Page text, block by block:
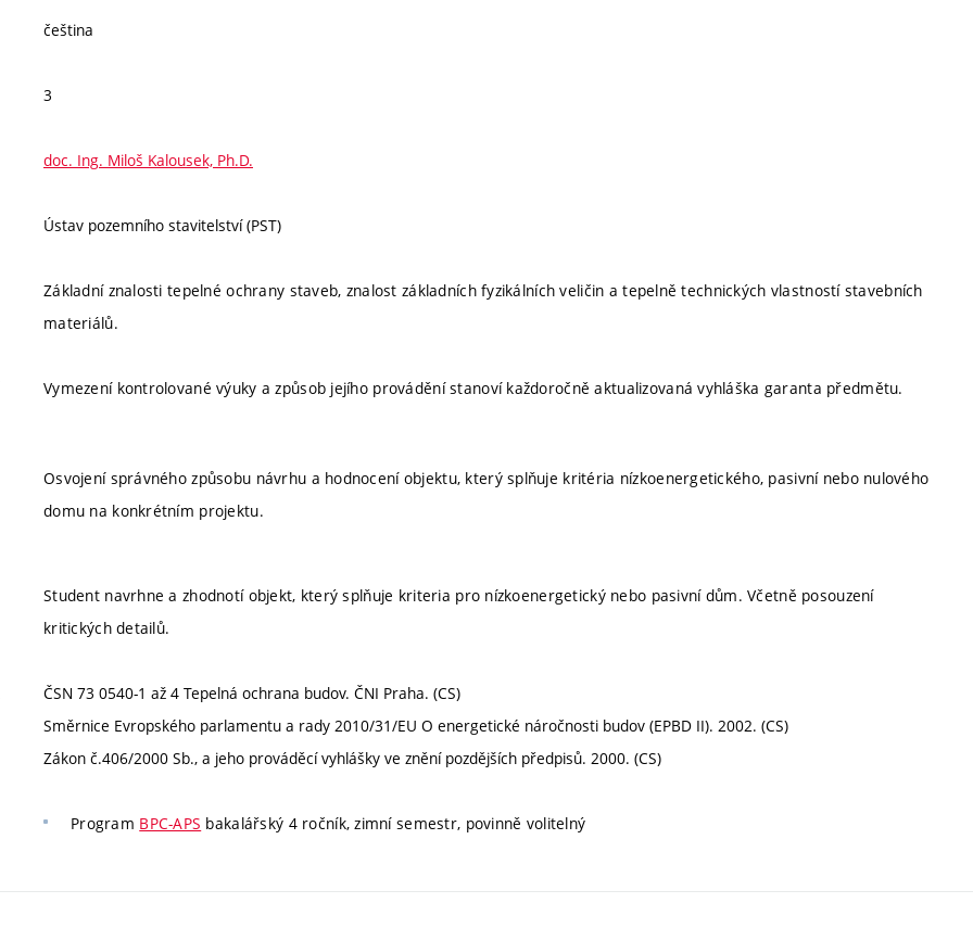
čeština
3
doc. Ing. Miloš Kalousek, Ph.D.
Ústav pozemního stavitelství (PST)
Základní znalosti tepelné ochrany staveb, znalost základních fyzikálních veličin a tepelně technických vlastností stavebních
materiálů.
Vymezení kontrolované výuky a způsob jejího provádění stanoví každoročně aktualizovaná vyhláška garanta předmětu.
Osvojení správného způsobu návrhu a hodnocení objektu, který splňuje kritéria nízkoenergetického, pasivní nebo nulového
domu na konkrétním projektu.
Student navrhne a zhodnotí objekt, který splňuje kriteria pro nízkoenergetický nebo pasivní dům. Včetně posouzení
kritických detailů.
ČSN 73 0540-1 až 4 Tepelná ochrana budov. ČNI Praha. (CS)
Směrnice Evropského parlamentu a rady 2010/31/EU O energetické náročnosti budov (EPBD II). 2002. (CS)
Zákon č.406/2000 Sb., a jeho prováděcí vyhlášky ve znění pozdějších předpisů. 2000. (CS)
Program BPC-APS bakalářský 4 ročník, zimní semestr, povinně volitelný